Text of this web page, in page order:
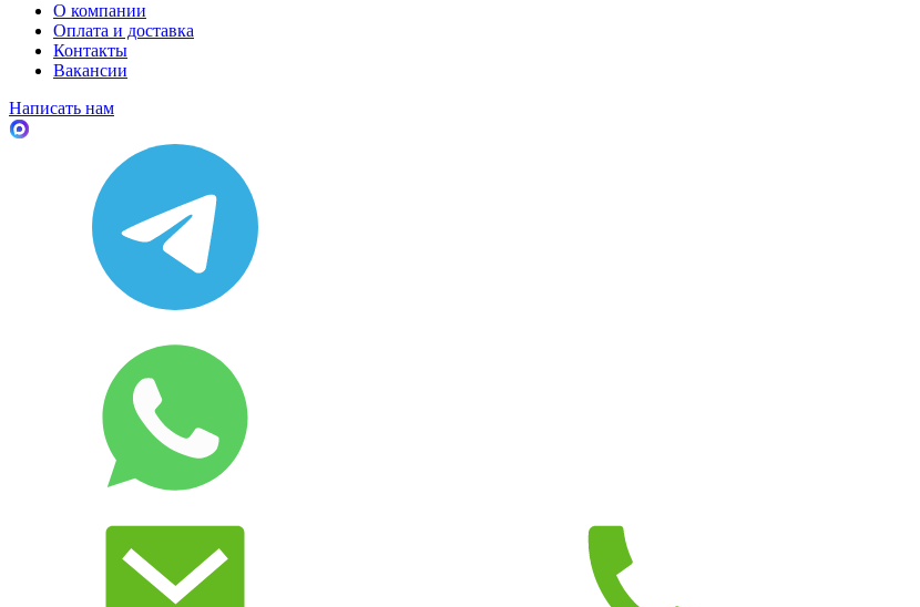
О компании
Оплата и доставка
Контакты
Вакансии
Написать нам